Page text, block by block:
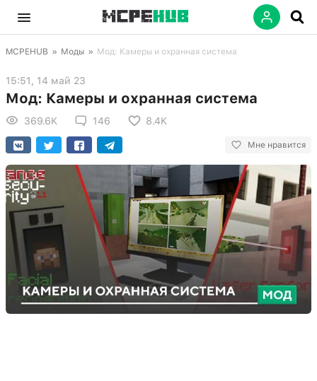
MCPEHUB » Моды » Мод: Камеры и охранная система
15:51, 14 май 23
Мод: Камеры и охранная система
369.6K 146 8.4K
Мне нравится